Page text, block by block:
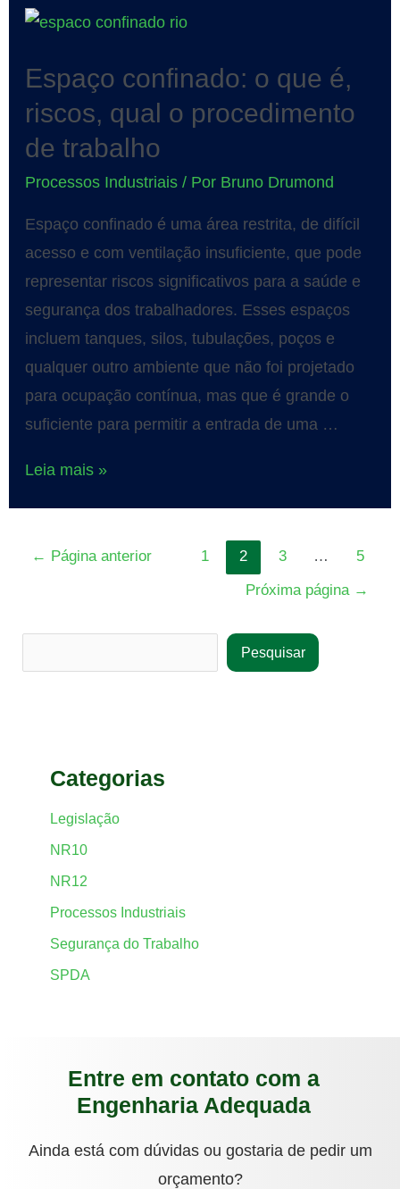
Espaço confinado: o que é,
riscos, qual o procedimento
de trabalho
Processos Industriais/ Por Bruno Drumond
Espaço confinado é uma área restrita, de difícil
acesso e com ventilação insuficiente, que pode
representar riscos significativos para a saúde e
segurança dos trabalhadores. Esses espaços
incluem tanques, silos, tubulações, poços e
qualquer outro ambiente que não foi projetado
para ocupação contínua, mas que é grande o
suficiente para permitir a entrada de uma …
Leia mais »
← Página anterior 1 2 3 … 5
Próxima página →
Pesquisar
Categorias
Legislação
NR10
NR12
Processos Industriais
Segurança do Trabalho
SPDA
Entre em contato com a
Engenharia Adequada
Ainda está com dúvidas ou gostaria de pedir um
orçamento?